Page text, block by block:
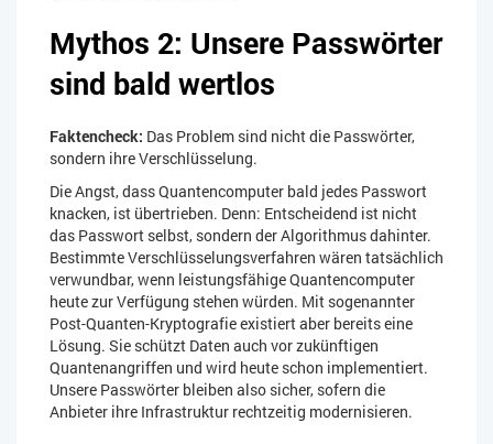
Mythos 2: Unsere Passwörter
sind bald wertlos
Faktencheck: Das Problem sind nicht die Passwörter,
sondern ihre Verschlüsselung.
Die Angst, dass Quantencomputer bald jedes Passwort
knacken, ist übertrieben. Denn: Entscheidend ist nicht
das Passwort selbst, sondern der Algorithmus dahinter.
Bestimmte Verschlüsselungsverfahren wären tatsächlich
verwundbar, wenn leistungsfähige Quantencomputer
heute zur Verfügung stehen würden. Mit sogenannter
Post-Quanten-Kryptografie existiert aber bereits eine
Lösung. Sie schützt Daten auch vor zukünftigen
Quantenangriffen und wird heute schon implementiert.
Unsere Passwörter bleiben also sicher, sofern die
Anbieter ihre Infrastruktur rechtzeitig modernisieren.